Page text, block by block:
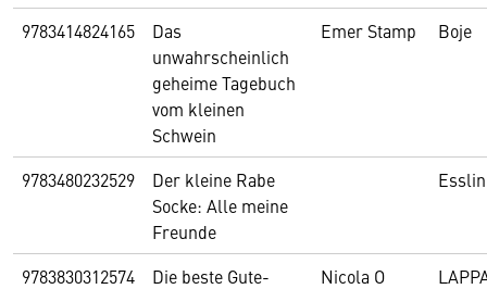
9783414824165
Das
unwahrscheinlich
geheime Tagebuch
vom kleinen
Schwein
Emer Stamp Boje
9783480232529
Der kleine Rabe
Socke: Alle meine
Freunde
9783830312574
Die beste Gute-
Nicola O